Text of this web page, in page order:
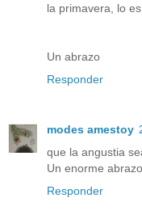
la primavera, lo
Un abrazo
Responder
modes amestoy
que la angustia
Un enorme abrazo
Responder